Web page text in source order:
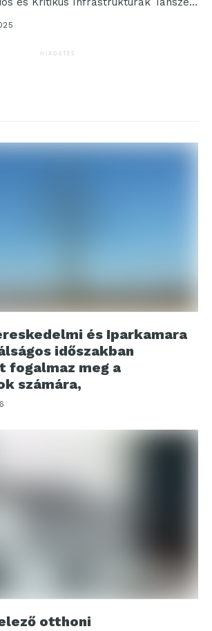
HIRDETÉS
és Iparkamara
időszakban
fogalmaz meg a
számára,
otthoni